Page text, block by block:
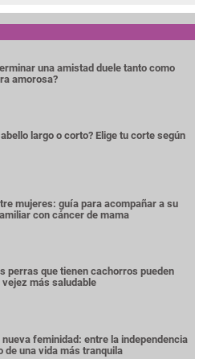
una amistad duele tanto como
amorosa?
largo o corto? Elige tu corte según
mujeres: guía para acompañar a su
con cáncer de mama
perras que tienen cachorros pueden
vejez más saludable
nueva feminidad: entre la independencia
de una vida más tranquila